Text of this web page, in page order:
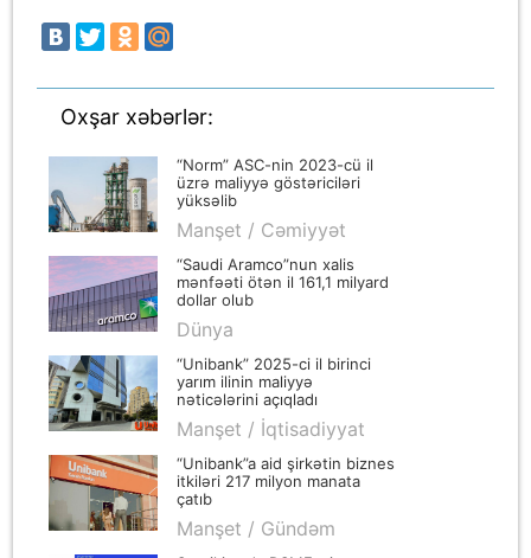
Oxşar xəbərlər:
“Norm” ASC-nin 2023-cü il
üzrə maliyyə göstəriciləri
yüksəlib
Manşet / Cəmiyyət
“Saudi Aramco”nun xalis
mənfəəti ötən il 161,1 milyard
dollar olub
Dünya
“Unibank” 2025-ci il birinci
yarım ilinin maliyyə
nəticələrini açıqladı
Manşet / İqtisadiyyat
“Unibank”a aid şirkətin biznes
itkiləri 217 milyon manata
çatıb
Manşet / Gündəm